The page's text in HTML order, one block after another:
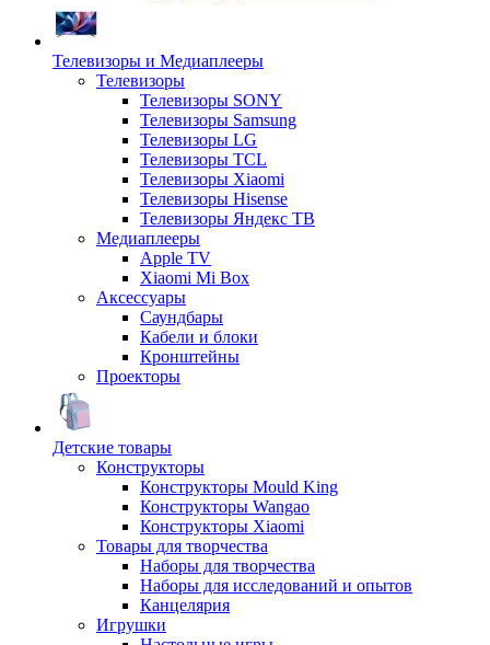
Телевизоры и Медиаплееры
Телевизоры
Телевизоры SONY
Телевизоры Samsung
Телевизоры LG
Телевизоры TCL
Телевизоры Xiaomi
Телевизоры Hisense
Телевизоры Яндекс ТВ
Медиаплееры
Apple TV
Xiaomi Mi Box
Аксессуары
Саундбары
Кабели и блоки
Кронштейны
Проекторы
Детские товары
Конструкторы
Конструкторы Mould King
Конструкторы Wangao
Конструкторы Xiaomi
Товары для творчества
Наборы для творчества
Наборы для исследований и опытов
Канцелярия
Игрушки